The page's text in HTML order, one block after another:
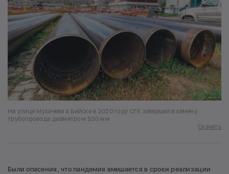
На улице Мухачева в Бийске в 2020 году СГК завершила замену
трубопровода диаметром 530 мм
Скачать
Были опасения, что пандемия вмешается в сроки реализации